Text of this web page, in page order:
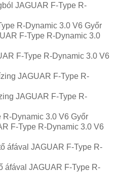
JAGUAR F-Type R-
R-Dynamic 3.0 V6 Győr
F-Type R-Dynamic 3.0
F-Type R-Dynamic 3.0 V6
JAGUAR F-Type R-
JAGUAR F-Type R-
R-Dynamic 3.0 V6 Győr
F-Type R-Dynamic 3.0 V6
áfával JAGUAR F-Type R-
áfával JAGUAR F-Type R-